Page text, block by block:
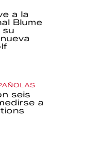
a la
Blume
su
seis
a